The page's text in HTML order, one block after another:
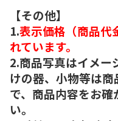
【その他】
1.表示価格（商品代
れています。
2.商品写真はイメー
けの器、小物等は
で、商品内容をお
い。